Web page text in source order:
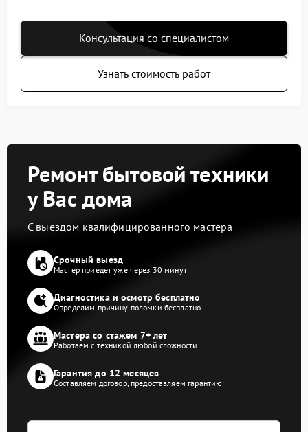
Консультация со специалистом
Узнать стоимость работ
Ремонт бытовой техники
у Вас дома
С выездом квалифицированного мастера
Срочный выезд
Мастер приедет уже через 30 минут
Диагностика и осмотр бесплатно
Определим причину поломки бесплатно
Мастера со стажем 7+ лет
Работаем с техникой любой сложности
Гарантия до 12 месяцев
Составляем договор, предоставляем гарантию